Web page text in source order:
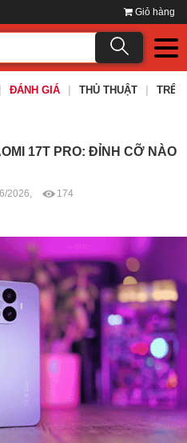
Giỏ hàng
ĐÁNH GIÁ THỦ THUẬT TRÊN
17T PRO: ĐỈNH CỠ NÀO
2026, 174